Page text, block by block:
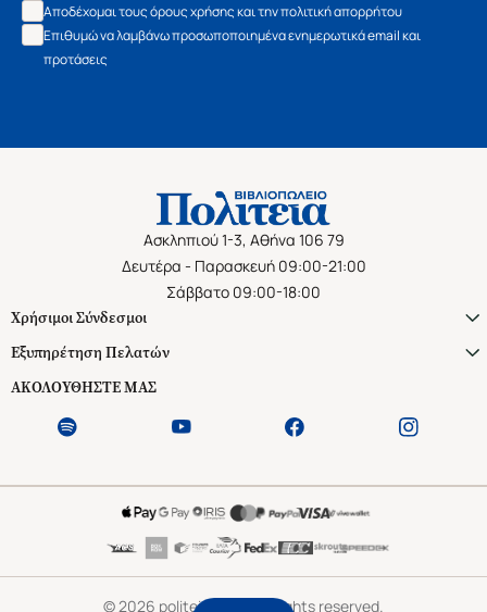
Αποδέχομαι τους όρους χρήσης και την πολιτική απορρήτου
Επιθυμώ να λαμβάνω προσωποποιημένα ενημερωτικά email και
προτάσεις
Ασκληπιού 1-3, Αθήνα 106 79
Δευτέρα - Παρασκευή 09:00-21:00
Σάββατο 09:00-18:00
Χρήσιμοι Σύνδεσμοι
Εξυπηρέτηση Πελατών
ΑΚΟΛΟΥΘΗΣΤΕ ΜΑΣ
© 2026 politeianet.gr All rights reserved.